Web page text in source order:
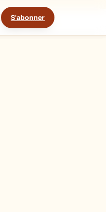
S'abonner
Mode cuisine